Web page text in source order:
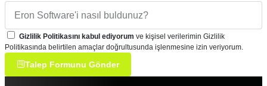
Gizlilik Politikasını kabul ediyorum ve kişisel verilerimin Gizlilik
Politikasında belirtilen amaçlar doğrultusunda işlenmesine izin veriyorum.
Talep Formunu Gönder